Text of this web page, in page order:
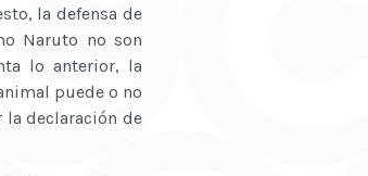
la defensa de
Naruto no son
lo anterior, la
puede o no
declaración de